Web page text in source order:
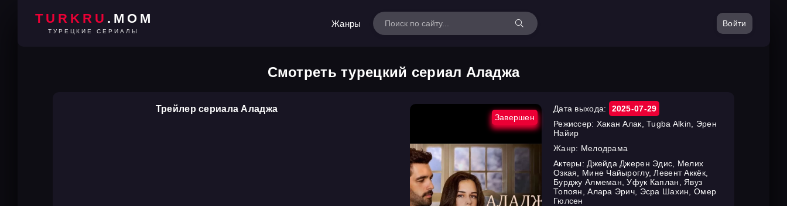
TURKRU .MOM
ТУРЕЦКИЕ СЕРИАЛЫ
Жанры Войти
Смотреть турецкий сериал Аладжа
Трейлер сериала Аладжа
Завершен
Дата выхода:
2025-07-29
Режиссер: Хакан Алак, Tugba Alkin, Эрен
Найир
Жанр: Мелодрама
Актеры: Джейда Джерен Эдис, Мелих
Озкая, Мине Чайыроглу, Левент Аккёк,
Бурджу Алмеман, Уфук Каплан, Явуз
Топоян, Алара Эрич, Эсра Шахин, Омер
Гюлсен